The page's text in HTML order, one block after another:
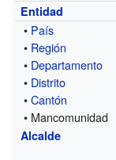
Entidad
• País
• Región
• Departamento
• Distrito
•Cantón
• Mancomunidad
Alcalde